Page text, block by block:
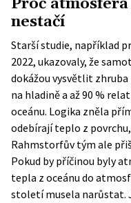
nestačí
Starší studie, například
2022, ukazovaly, že
dokážou vysvětlit
na hladině a až 90 %
oceánu. Logika zněla
odebírají teplo z
Rahmstorfův tým ale
Pokud by příčinou byly
tepla z oceánu do
století musela narůstat.